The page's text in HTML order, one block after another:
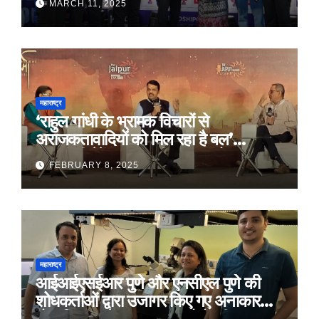
MARCH 11, 2025
महाराष्ट्र
‘राहुल गांधी के भ्रामक विचारों से
अराजकतावादियों को मिल रहा है बल’
मुख्यमंत्री देवेंद्र फडणवीस का आरोप
FEBRUARY 8, 2025
महाराष्ट्र
आईआईएसईआर पुणे और एनसीएल पुणे की
शोधकर्ताओं द्वारा उजागर किए गए अनाकार